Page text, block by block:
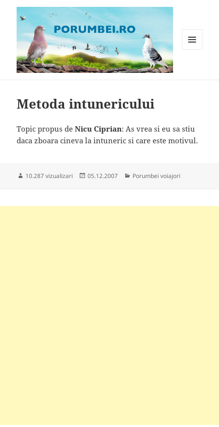
Metoda intunericului
Topic propus deNicu Ciprian: As vrea si eu sa stiu
daca zboara cineva la intuneric si care este motivul.
10.287 vizualizari
Publicat
05.12.2007 Categorii
Porumbei voiajori